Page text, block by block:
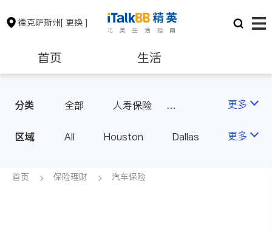
德克萨斯州[ 更换 ]
首页 生活
保险理财 房地产租售
银行贷款 会计师
分类 全部
人寿保险
商业保险
更多
区域 All Houston
Dallas
TX - Other Cities
更多
首页 保险理财 汽车保险